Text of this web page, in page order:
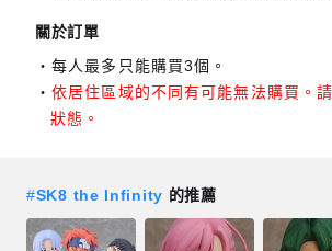
關於訂單
每人最多只能購買3個。
依居住區域的不同有可能無法購買。
狀態。
#SK8 the Infinity 的推薦